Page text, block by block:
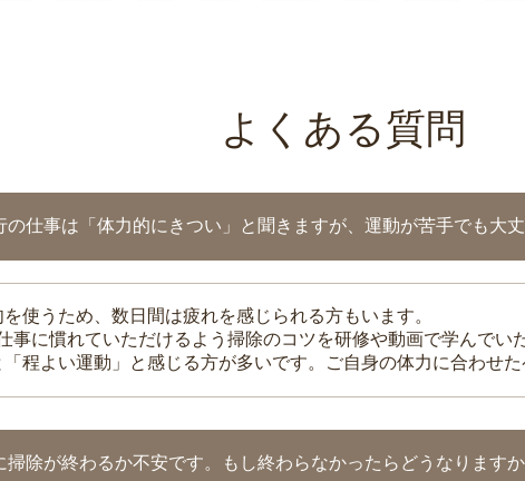
よくある質問
の仕事は「体力的にきつい」と聞きますが、運動が苦手でも大
使うため、数日間は疲れを感じられる方もいます。
事に慣れていただけるよう掃除のコツを研修や動画で学んでい
程よい運動」と感じる方が多いです。ご自身の体力に合わせ
掃除が終わるか不安です。もし終わらなかったらどうなりますか